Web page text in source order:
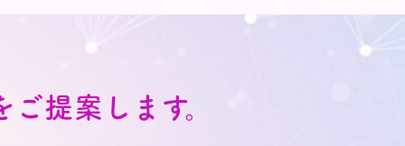
提案します。